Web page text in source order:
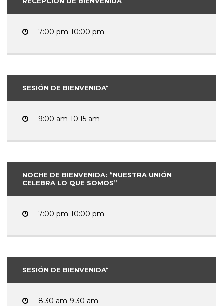
7:00 pm-10:00 pm
SESIÓN DE BIENVENIDA*
9:00 am-10:15 am
NOCHE DE BIENVENIDA: “NUESTRA UNIÓN
CELEBRA LO QUE SOMOS”
7:00 pm-10:00 pm
SESIÓN DE BIENVENIDA*
8:30 am-9:30 am